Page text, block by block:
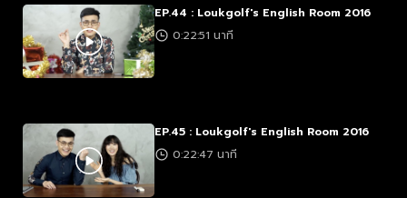
EP.44 : Loukgolf's English Room 2016
0:22:51 นาที
EP.45 : Loukgolf's English Room 2016
0:22:47 นาที